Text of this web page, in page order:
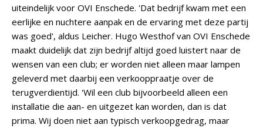
uiteindelijk voor OVI Enschede. 'Dat bedrijf kwam met een
eerlijke en nuchtere aanpak en de ervaring met deze partij
was goed', aldus Leicher. Hugo Westhof van OVI Enschede
maakt duidelijk dat zijn bedrijf altijd goed luistert naar de
wensen van een club; er worden niet alleen maar lampen
geleverd met daarbij een verkooppraatje over de
terugverdientijd. 'Wil een club bijvoorbeeld alleen een
installatie die aan- en uitgezet kan worden, dan is dat
prima. Wij doen niet aan typisch verkoopgedrag, maar